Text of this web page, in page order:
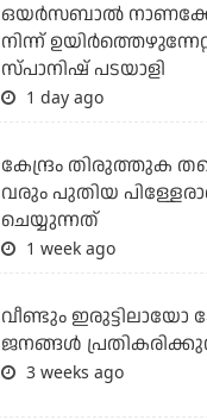
ഒയര്‍സബാൽ
നിന്ന്
സ്പാനിഷ് പടയാളി
1 day ago
കേന്ദ്രം തിരുത്തുക
വരും പുതിയ
ചെയ്യുന്നത്
1 week ago
വീണ്ടും ഇരുട്ടിലായോ
ജനങ്ങൾ
3 weeks ago